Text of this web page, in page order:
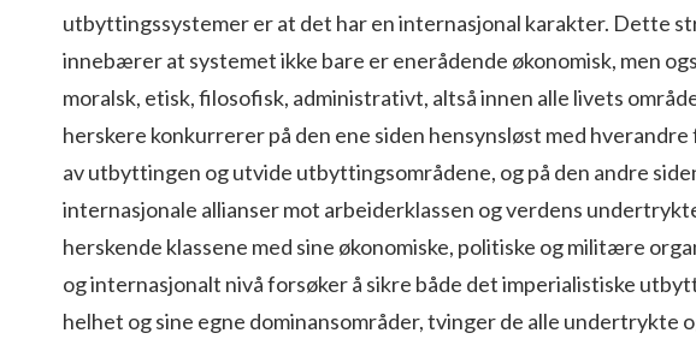
utbyttingssystemer er at det har en internasjonal karakter. Dette
innebærer at systemet ikke bare er enerådende økonomisk, men
moralsk, etisk, filosofisk, administrativt, altså innen alle livets
herskere konkurrerer på den ene siden hensynsløst med
av utbyttingen og utvide utbyttingsområdene, og på den andre
internasjonale allianser mot arbeiderklassen og verdens
herskende klassene med sine økonomiske, politiske og militære
og internasjonalt nivå forsøker å sikre både det imperialistiske
helhet og sine egne dominansområder, tvinger de alle undertrykte